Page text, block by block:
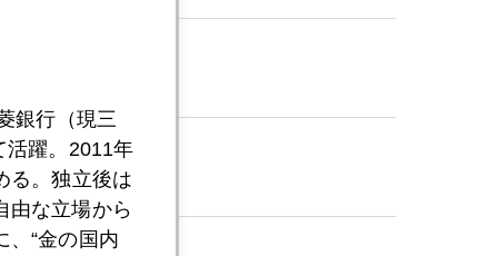
銀行（現三
活躍。2011年
る。独立後は
由な立場から
、“金の国内